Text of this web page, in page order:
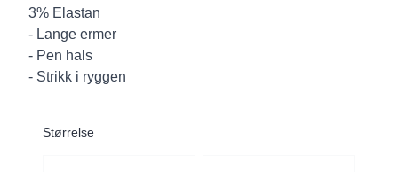
3% Elastan
- Lange ermer
- Pen hals
- Strikk i ryggen
Størrelse